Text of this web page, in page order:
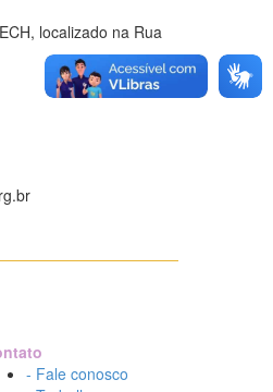
localizado na Rua
- Fale conosco